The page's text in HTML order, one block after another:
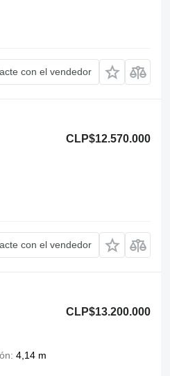
con el vendedor
CLP$12.570.000
con el vendedor
CLP$13.200.000
4,14 m